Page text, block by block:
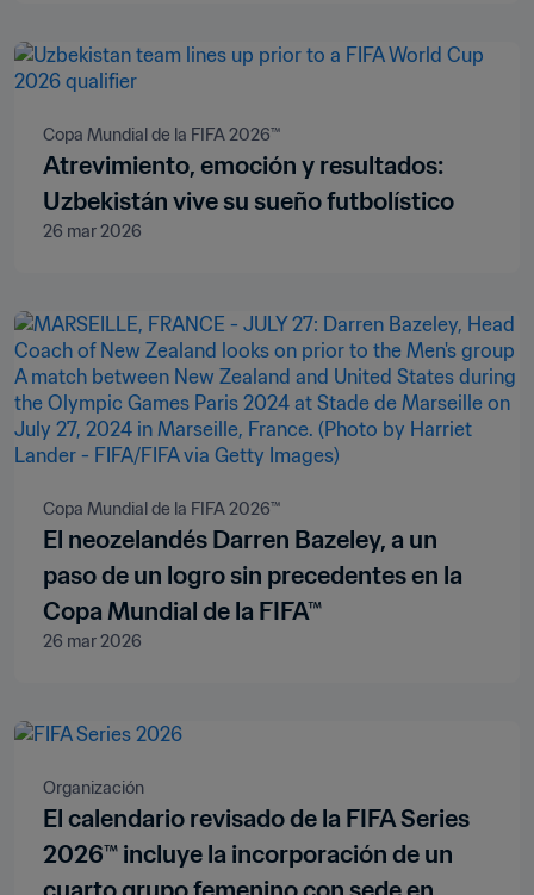
Copa Mundial de la FIFA 2026™
Atrevimiento, emoción y resultados:
Uzbekistán vive su sueño futbolístico
26 mar 2026
Copa Mundial de la FIFA 2026™
El neozelandés Darren Bazeley, a un
paso de un logro sin precedentes en la
Copa Mundial de la FIFA™
26 mar 2026
Organización
El calendario revisado de la FIFA Series
2026™ incluye la incorporación de un